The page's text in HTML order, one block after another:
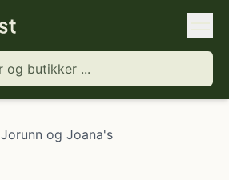
Jorunn og Joana's